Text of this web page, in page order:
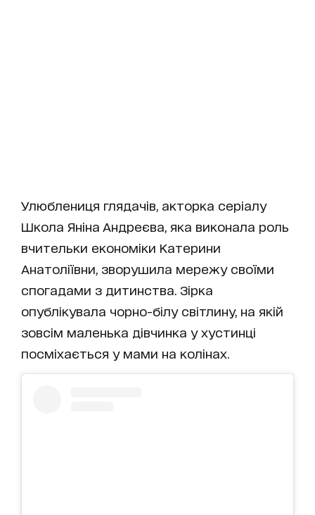
Улюблениця глядачів, акторка серіалу
Школа Яніна Андреєва, яка виконала роль
вчительки економіки Катерини
Анатоліївни, зворушила мережу своїми
спогадами з дитинства. Зірка
опублікувала чорно-білу світлину, на якій
зовсім маленька дівчинка у хустинці
посміхається у мами на колінах.